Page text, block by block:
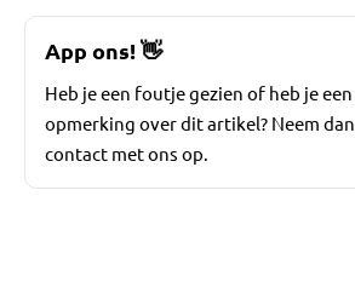
App ons!👋
Heb je een foutje gezien of heb je een
opmerking over dit artikel? Neem dan
contact met ons op.